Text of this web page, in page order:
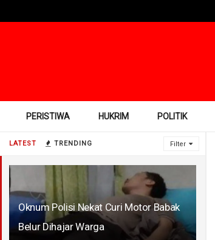
LATEST TRENDING Filter
Oknum Polisi Nekat Curi Motor Babak
Belur Dihajar Warga
PERISTIWA HUKRIM POLITIK